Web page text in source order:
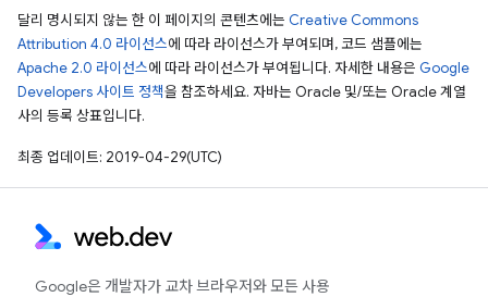
달리 명시되지 않는 한 이 페이지의 콘텐츠에는 Creative Commons
Attribution 4.0 라이선스에 따라 라이선스가 부여되며, 코드 샘플에는
Apache 2.0 라이선스에 따라 라이선스가 부여됩니다. 자세한 내용은 Google
Developers 사이트 정책을 참조하세요. 자바는 Oracle 및/또는 Oracle 계열
사의 등록 상표입니다.
최종 업데이트: 2019-04-29(UTC)
Google은 개발자가 교차 브라우저와 모든 사용